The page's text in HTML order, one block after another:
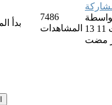
7486
المشاهدات 13 سنوات 11
مضت